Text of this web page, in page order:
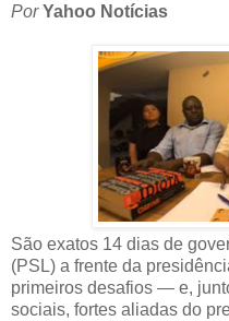
Por Yahoo Notícias
São exatos 14 dias de
(PSL) a frente da
primeiros desafios — e,
sociais, fortes aliadas do